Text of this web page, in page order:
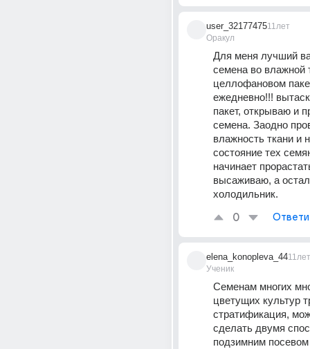
user_32177475
Оракул
11лет
Для меня лучший
семена во влажной
целлофановом
ежедневно!!!
пакет, открываю и
семена. Заодно
влажность ткани и
состояние тех
начинает
высаживаю, а
холодильник.
0
elena_konopleva_44
Ученик
11лет
Семенам многих
цветущих культур
стратификация,
сделать двумя
подзимним